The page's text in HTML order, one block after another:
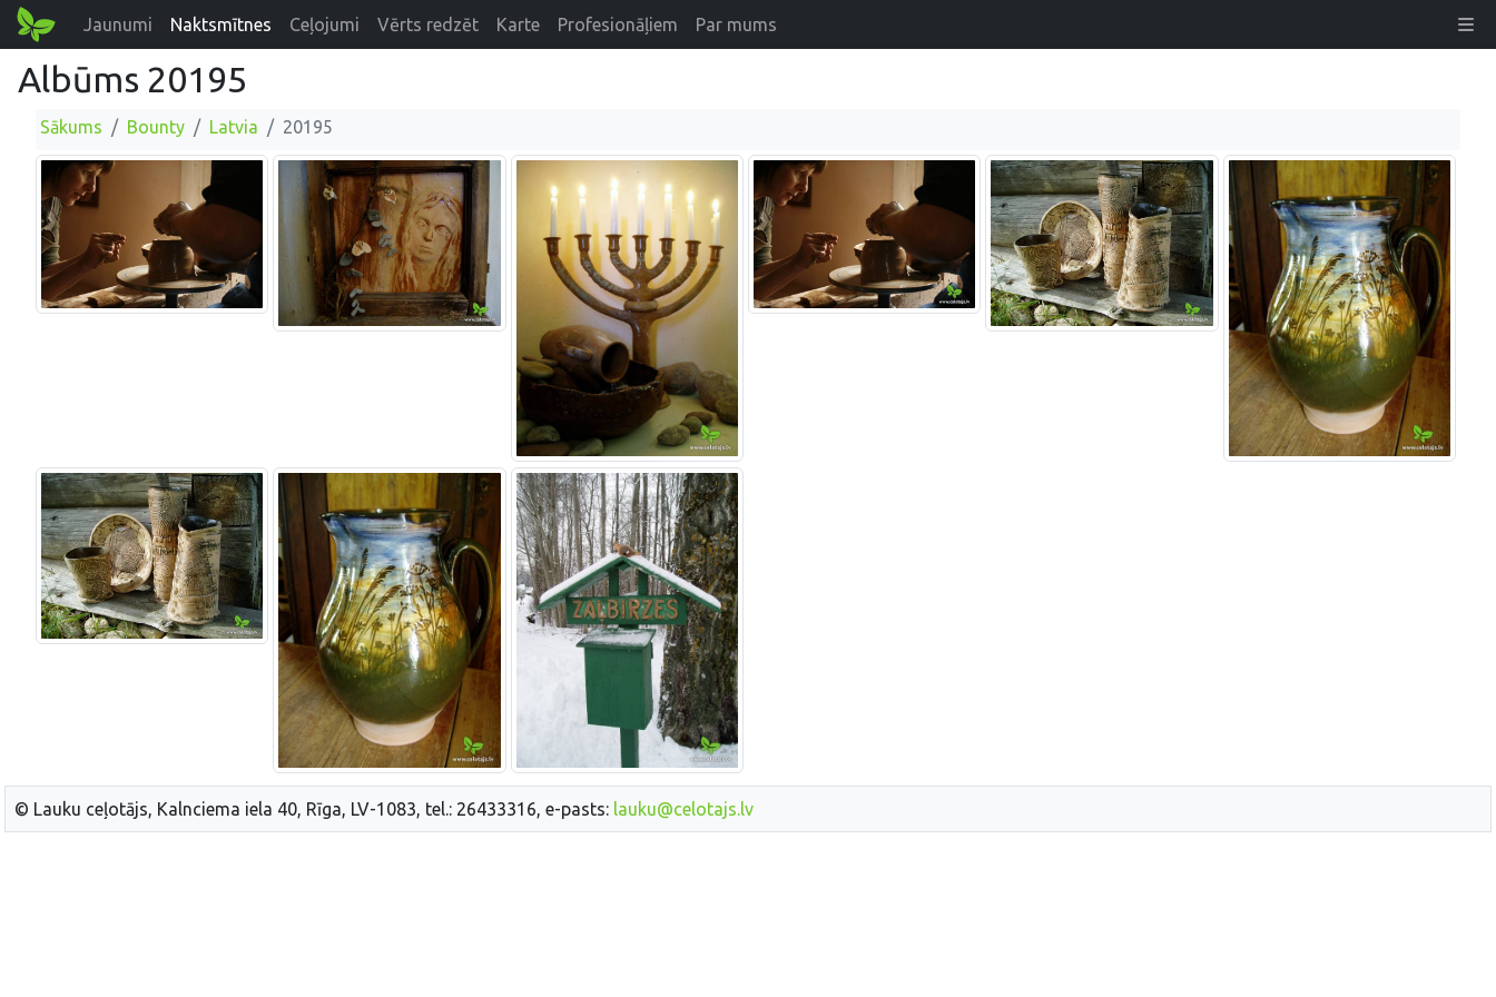
Jaunumi Naktsmītnes Ceļojumi Vērts redzēt Karte Profesionāļiem Par mums
Albūms 20195
Sākums Bounty Latvia 20195
© Lauku ceļotājs, Kalnciema iela 40, Rīga, LV-1083, tel.: 26433316, e-pasts: lauku@celotajs.lv